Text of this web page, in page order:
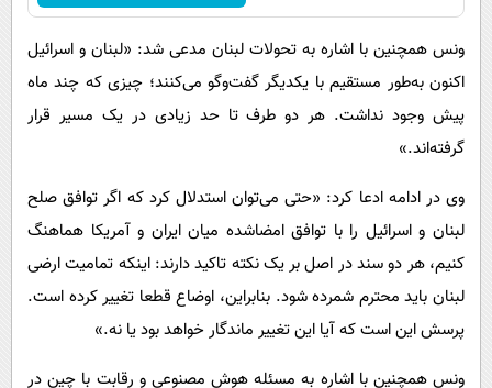
ونس همچنین با اشاره به تحولات لبنان مدعی شد: «لبنان و اسرائیل
اکنون به‌طور مستقیم با یکدیگر گفت‌وگو می‌کنند؛ چیزی که چند ماه
پیش وجود نداشت. هر دو طرف تا حد زیادی در یک مسیر قرار
گرفته‌اند.»
وی در ادامه ادعا کرد: «حتی می‌توان استدلال کرد که اگر توافق صلح
لبنان و اسرائیل را با توافق امضاشده میان ایران و آمریکا هماهنگ
کنیم، هر دو سند در اصل بر یک نکته تاکید دارند: اینکه تمامیت ارضی
لبنان باید محترم شمرده شود. بنابراین، اوضاع قطعا تغییر کرده است.
پرسش این است که آیا این تغییر ماندگار خواهد بود یا نه.»
ونس همچنین با اشاره به مسئله هوش مصنوعی و رقابت با چین در